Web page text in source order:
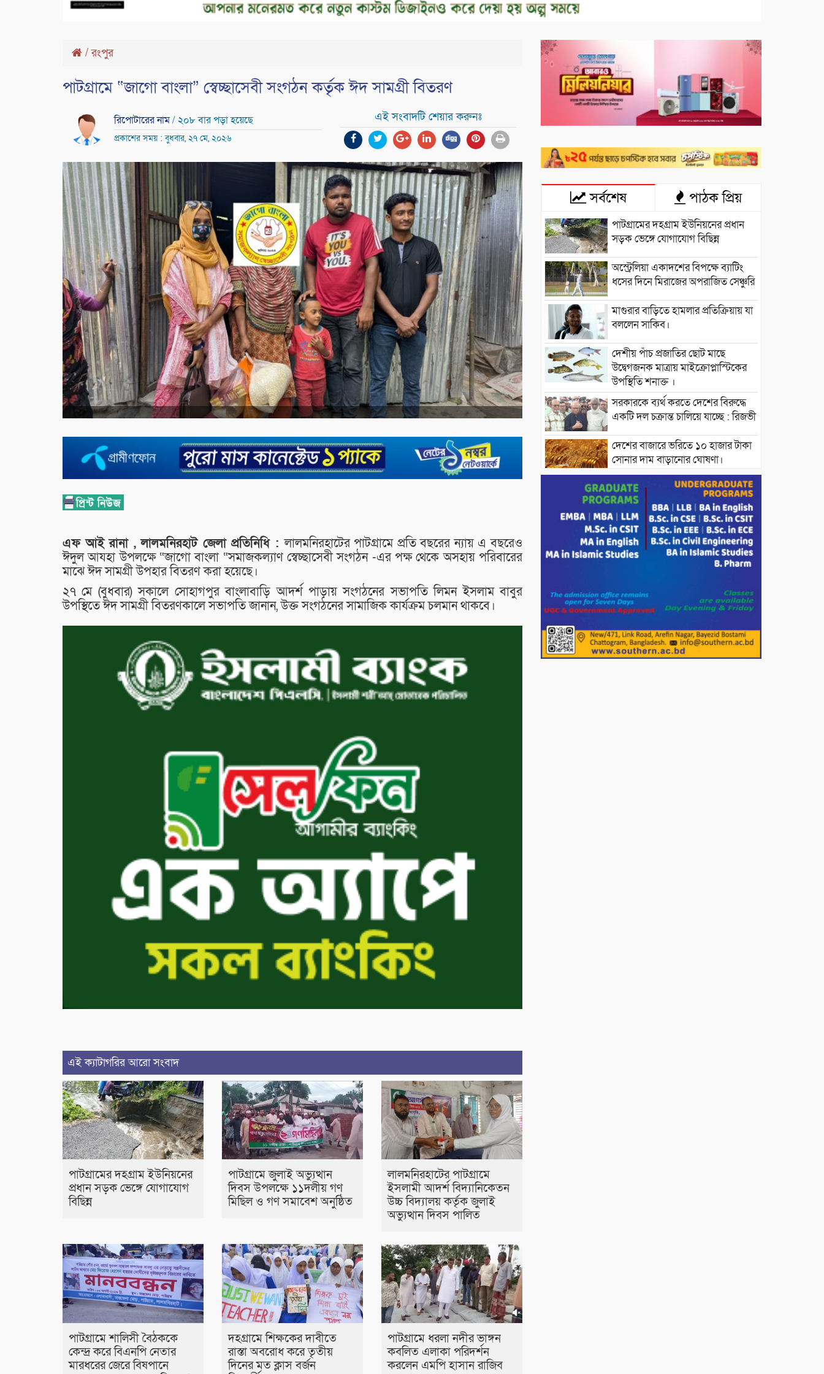
/রংপুর
পাটগ্রামে “জাগো বাংলা” স্বেচ্ছাসেবী সংগঠন কর্তৃক ঈদ সামগ্রী বিতরণ
রিপোটারের নাম/ ২০৮ বার পড়া হয়েছে
প্রকাশের সময় : বুধবার, ২৭ মে, ২০২৬
এই সংবাদটি শেয়ার করুনঃ
এফ আই রানা , লালমনিরহাট জেলা প্রতিনিধি :লালমনিরহাটের পাটগ্রামে প্রতি বছরের ন্যায় এ বছরেও
ঈদুল আযহা উপলক্ষে “জাগো বাংলা “সমাজকল্যাণ স্বেচ্ছাসেবী সংগঠন -এর পক্ষ থেকে অসহায় পরিবারের
মাঝে ঈদ সামগ্রী উপহার বিতরণ করা হয়েছে।
২৭ মে (বুধবার) সকালে সোহাগপুর বাংলাবাড়ি আদর্শ পাড়ায় সংগঠনের সভাপতি লিমন ইসলাম বাবুর
উপস্থিতে ঈদ সামগ্রী বিতরণকালে সভাপতি জানান, উক্ত সংগঠনের সামাজিক কার্যক্রম চলমান থাকবে।
এই ক্যাটাগরির আরো সংবাদ
পাটগ্রামের দহগ্রাম ইউনিয়নের
প্রধান সড়ক ভেঙ্গে যোগাযোগ
বিছিন্ন
পাটগ্রামে জুলাই অভ্যুত্থান
দিবস উপলক্ষে ১১দলীয় গণ
মিছিল ও গণ সমাবেশ অনুষ্ঠিত
লালমনিরহাটের পাটগ্রামে
ইসলামী আদর্শ বিদ্যানিকেতন
উচ্চ বিদ্যালয় কর্তৃক জুলাই
অভ্যুত্থান দিবস পালিত
পাটগ্রামে শালিসী বৈঠককে
কেন্দ্র করে বিএনপি নেতার
মারধরের জেরে বিষপানে
দহগ্রামে শিক্ষকের দাবীতে
রাস্তা অবরোধ করে তৃতীয়
দিনের মত ক্লাস বর্জন
পাটগ্রামে ধরলা নদীর ভাঙ্গন
কবলিত এলাকা পরিদর্শন
করলেন এমপি হাসান রাজিব
সর্বশেষ পাঠক প্রিয়
পাটগ্রামের দহগ্রাম ইউনিয়নের প্রধান
সড়ক ভেঙ্গে যোগাযোগ বিছিন্ন
অস্ট্রেলিয়া একাদশের বিপক্ষে ব্যাটিং
ধসের দিনে মিরাজের অপরাজিত সেঞ্চুরি
মাগুরার বাড়িতে হামলার প্রতিক্রিয়ায় যা
বললেন সাকিব।
দেশীয় পাঁচ প্রজাতির ছোট মাছে
উদ্বেগজনক মাত্রায় মাইক্রোপ্লাস্টিকের
উপস্থিতি শনাক্ত ।
সরকারকে ব্যর্থ করতে দেশের বিরুদ্ধে
একটি দল চক্রান্ত চালিয়ে যাচ্ছে : রিজভী
দেশের বাজারে ভরিতে ১০ হাজার টাকা
সোনার দাম বাড়ানোর ঘোষণা।
ভারপ্রাপ্ত রাষ্ট্রপতি হাফিজ উদ্দিন
আহমদের সাথে এইচটি বাংলা অনলাইন
পোর্টাল ও আইপি টিভির সম্পাদক মোঃ
ইসমাইল হোসেনের সৌজন্য সাক্ষাৎ।
পাটগ্রামে জুলাই অভ্যুত্থান দিবস
উপলক্ষে ১১দলীয় গণ মিছিল ও গণ
পোরশায় গণঅভ্যুত্থান দিবসে শহিদ ও
জুলাই যোদ্ধাদের সংবর্ধনা।
১১ দলীয় ঐক্য পোরশা উপজেলা শাখার
আয়োজনে ৫ আগস্ট জুলাই অভ্যুত্থানের